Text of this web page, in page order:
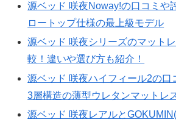
源ベッド 咲夜Noway!の口コミや
ロートップ仕様の最上級モデル
源ベッド 咲夜シリーズのマット
較！違いや選び方も紹介！
源ベッド 咲夜ハイフィール2の口
3層構造の薄型ウレタンマットレ
源ベッド 咲夜レアルと